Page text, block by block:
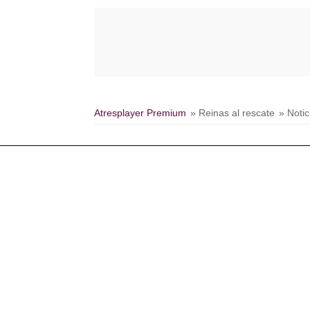
Atresplayer Premium » Reinas al rescate »